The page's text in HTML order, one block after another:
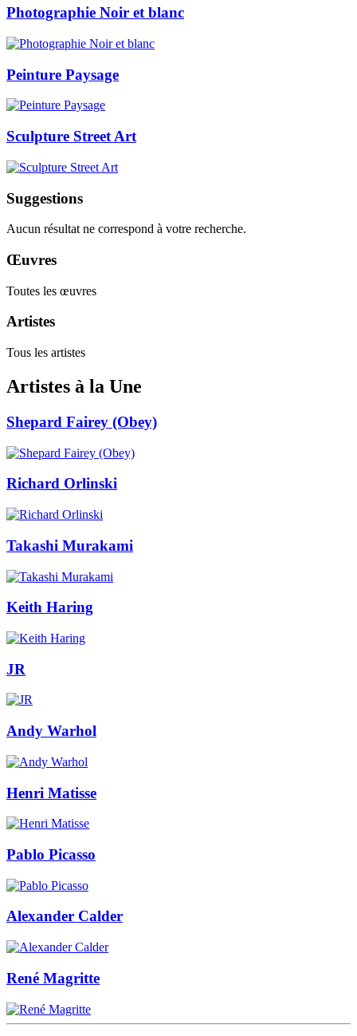
Photographie Noir et blanc
Peinture Paysage
Sculpture Street Art
Suggestions
Aucun résultat ne correspond à votre recherche.
Œuvres
Toutes les œuvres
Artistes
Tous les artistes
Artistes à la Une
Shepard Fairey (Obey)
Richard Orlinski
Takashi Murakami
Keith Haring
JR
Andy Warhol
Henri Matisse
Pablo Picasso
Alexander Calder
René Magritte